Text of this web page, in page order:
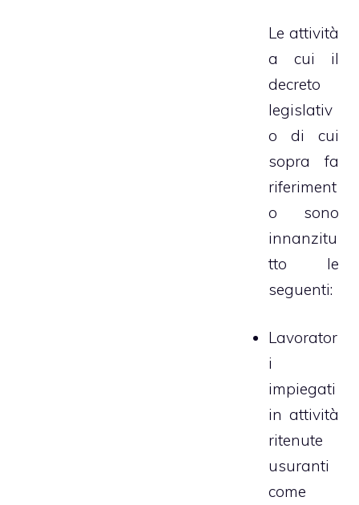
Le attività
a cui il
decreto
legislativ
o di cui
sopra fa
riferiment
o sono
innanzitu
tto le
seguenti:
Lavorator
i
impiegati
in attività
ritenute
usuranti
come